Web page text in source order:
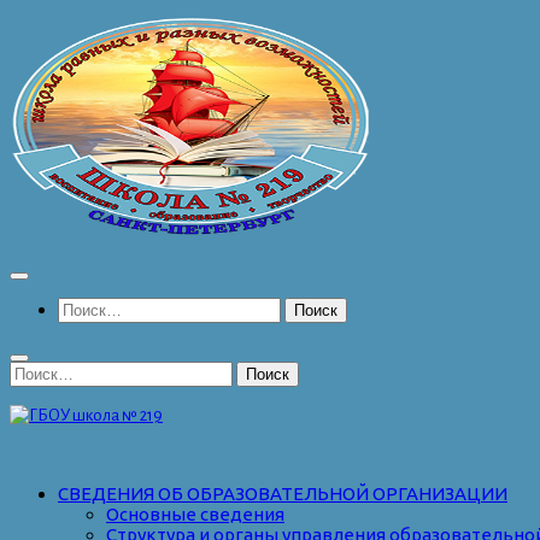
содержимому
Найти:
Найти:
СВЕДЕНИЯ ОБ ОБРАЗОВАТЕЛЬНОЙ ОРГАНИЗАЦИИ
Основные сведения
Структура и органы управления